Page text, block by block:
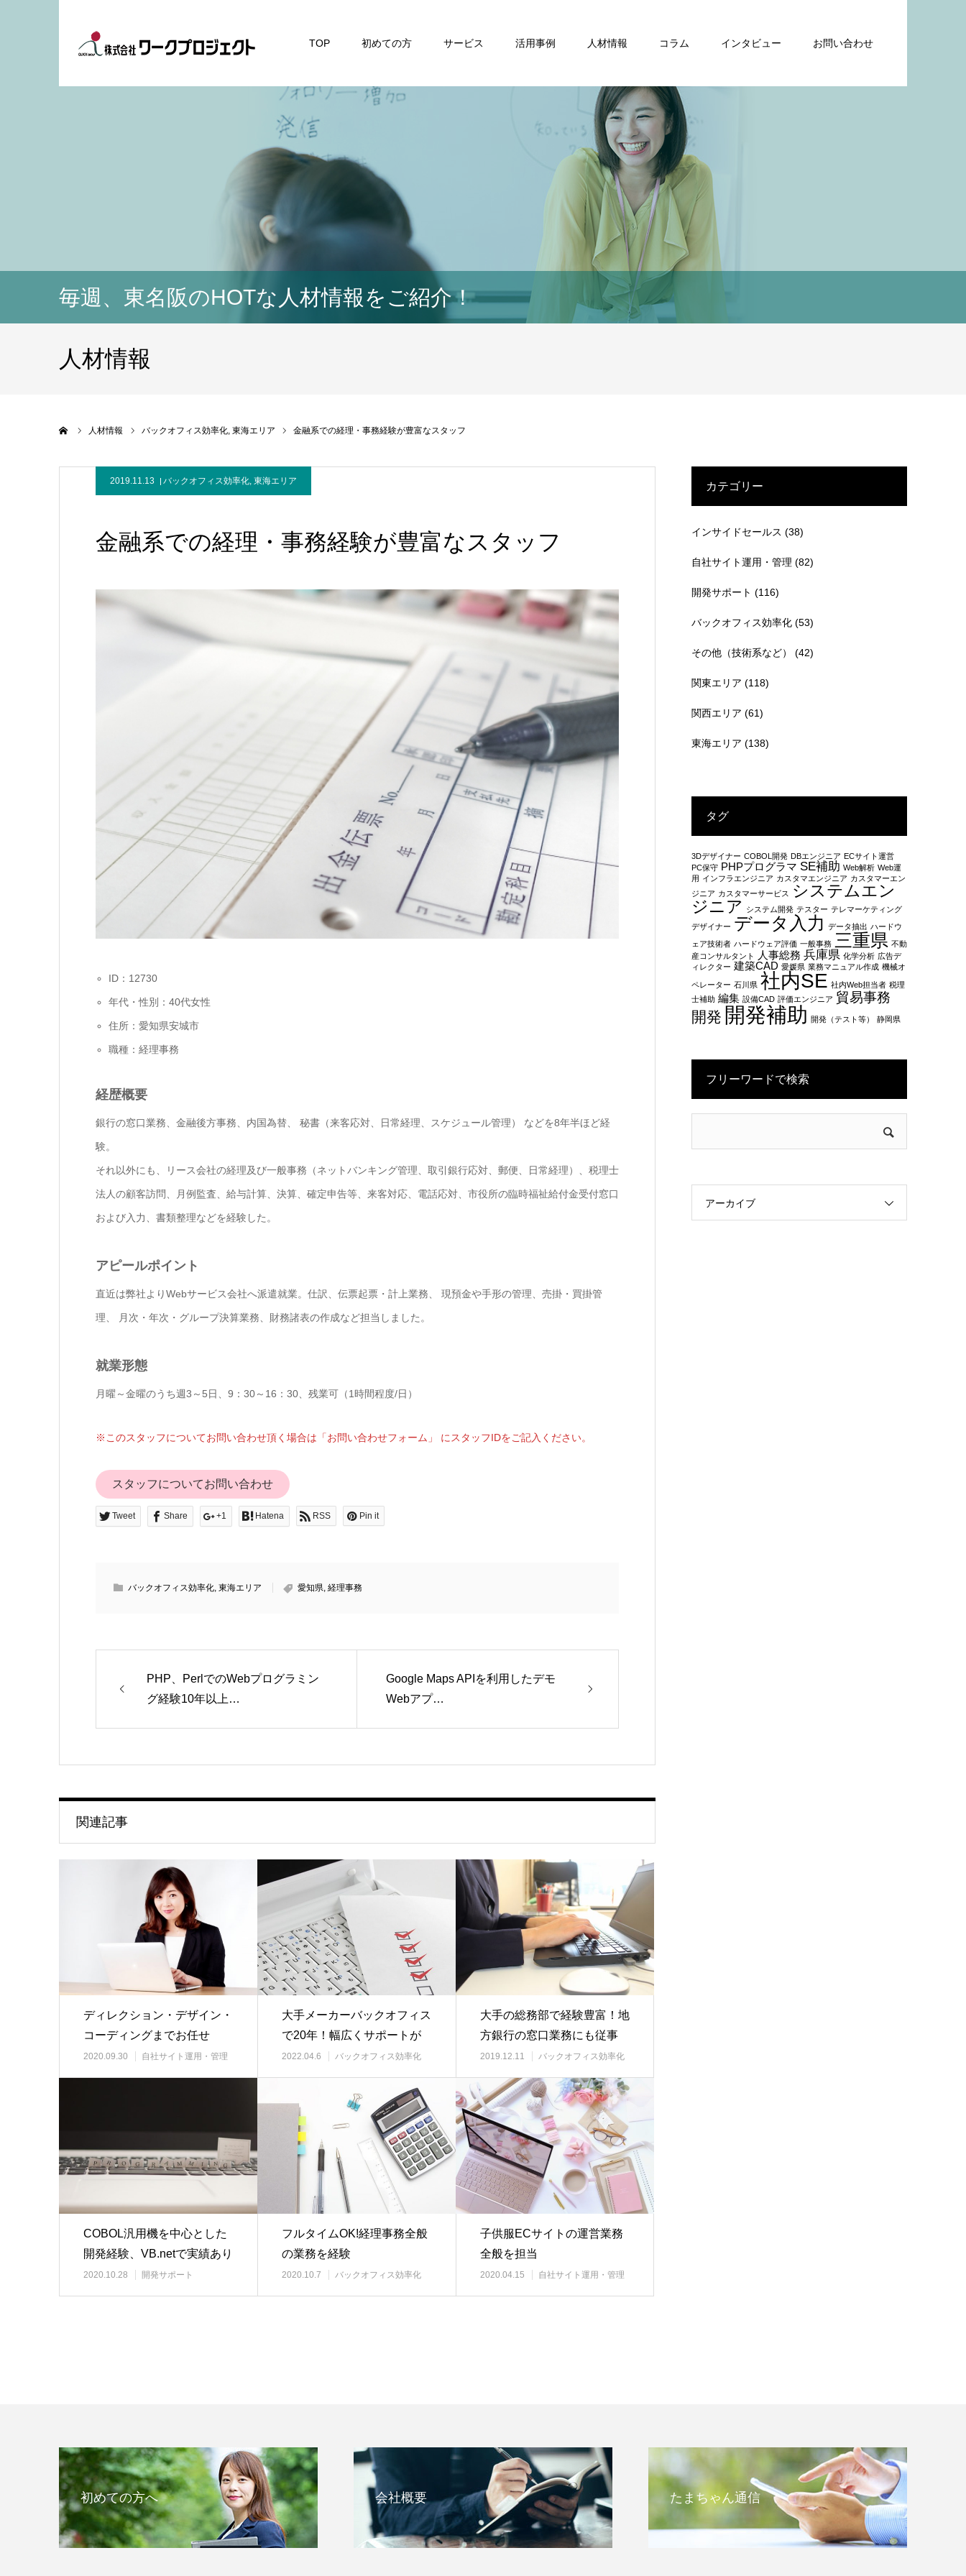
TOP 初めての方 サービス 活用事例 人材情報 コラム インタビュー お問い合わせ
毎週、東名阪のHOTな人材情報をご紹介！
人材情報
人材情報 バックオフィス効率化 東海エリア 金融系での経理・事務経験が豊富なスタッフ
2019.11.13 バックオフィス効率化, 東海エリア
金融系での経理・事務経験が豊富なスタッフ
ID：12730
年代・性別：40代女性
住所：愛知県安城市
職種：経理事務
経歴概要
銀行の窓口業務、金融後方事務、内国為替、 秘書（来客応対、日常経理、スケジュール管理） などを8年半ほど経
験。
それ以外にも、リース会社の経理及び一般事務（ネットバンキング管理、取引銀行応対、郵便、日常経理）、税理士
法人の顧客訪問、月例監査、給与計算、決算、確定申告等、来客対応、電話応対、市役所の臨時福祉給付金受付窓口
および入力、書類整理などを経験した。
アピールポイント
直近は弊社よりWebサービス会社へ派遣就業。仕訳、伝票起票・計上業務、 現預金や手形の管理、売掛・買掛管
理、 月次・年次・グループ決算業務、財務諸表の作成など担当しました。
就業形態
月曜～金曜のうち週3～5日、9：30～16：30、残業可（1時間程度/日）
※このスタッフについてお問い合わせ頂く場合は「お問い合わせフォーム」 にスタッフIDをご記入ください。
スタッフについてお問い合わせ
Tweet Share +1 Hatena RSS Pin it
バックオフィス効率化 東海エリア 愛知県 経理事務
PHP、PerlでのWebプログラミン
グ経験10年以上…
Google Maps APIを利用したデモ
Webアプ…
関連記事
ディレクション・デザイン・
コーディングまでお任せ
2020.09.30 自社サイト運用・管理
大手メーカーバックオフィス
で20年！幅広くサポートが
可能です
2022.04.6 バックオフィス効率化
大手の総務部で経験豊富！地
方銀行の窓口業務にも従事
2019.12.11 バックオフィス効率化
COBOL汎用機を中心とした
開発経験、VB.netで実績あり
2020.10.28 開発サポート
フルタイムOK!経理事務全般
の業務を経験
2020.10.7 バックオフィス効率化
子供服ECサイトの運営業務
全般を担当
2020.04.15 自社サイト運用・管理
カテゴリー
インサイドセールス (38)
自社サイト運用・管理 (82)
開発サポート (116)
バックオフィス効率化 (53)
その他（技術系など） (42)
関東エリア (118)
関西エリア (61)
東海エリア (138)
タグ
3Dデザイナー COBOL開発 DBエンジニア ECサイト運営
PC保守 PHPプログラマ SE補助 Web解析 Web運
用 インフラエンジニア カスタマエンジニア カスタマーエン
ジニア カスタマーサービス
システムエン
ジニア システム開発 テスター テレマーケティング
デザイナー データ入力 データ抽出 ハードウ
ェア技術者 ハードウェア評価 一般事務 三重県 不動
産コンサルタント
人事総務 兵庫県 化学分析 広告デ
ィレクター 建築CAD 愛媛県 業務マニュアル作成 機械オ
ペレーター 石川県 社内SE 社内Web担当者 税理
士補助 編集 設備CAD 評価エンジニア 貿易事務
開発 開発補助 開発（テスト等） 静岡県
フリーワードで検索
アーカイブ
初めての方へ 会社概要 たまちゃん通信